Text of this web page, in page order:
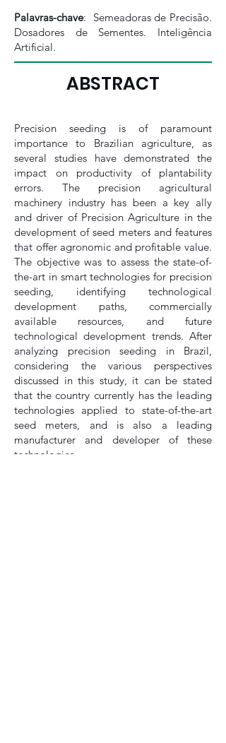
Palavras-chave: Semeadoras de Precisão.
Dosadores de Sementes. Inteligência
Artificial.
ABSTRACT
Precision seeding is of paramount
importance to Brazilian agriculture, as
several studies have demonstrated the
impact on productivity of plantability
errors. The precision agricultural
machinery industry has been a key ally
and driver of Precision Agriculture in the
development of seed meters and features
that offer agronomic and profitable value.
The objective was to assess the state-of-
the-art in smart technologies for precision
seeding, identifying technological
development paths, commercially
available resources, and future
technological development trends. After
analyzing precision seeding in Brazil,
considering the various perspectives
discussed in this study, it can be stated
that the country currently has the leading
technologies applied to state-of-the-art
seed meters, and is also a leading
manufacturer and developer of these
technologies.